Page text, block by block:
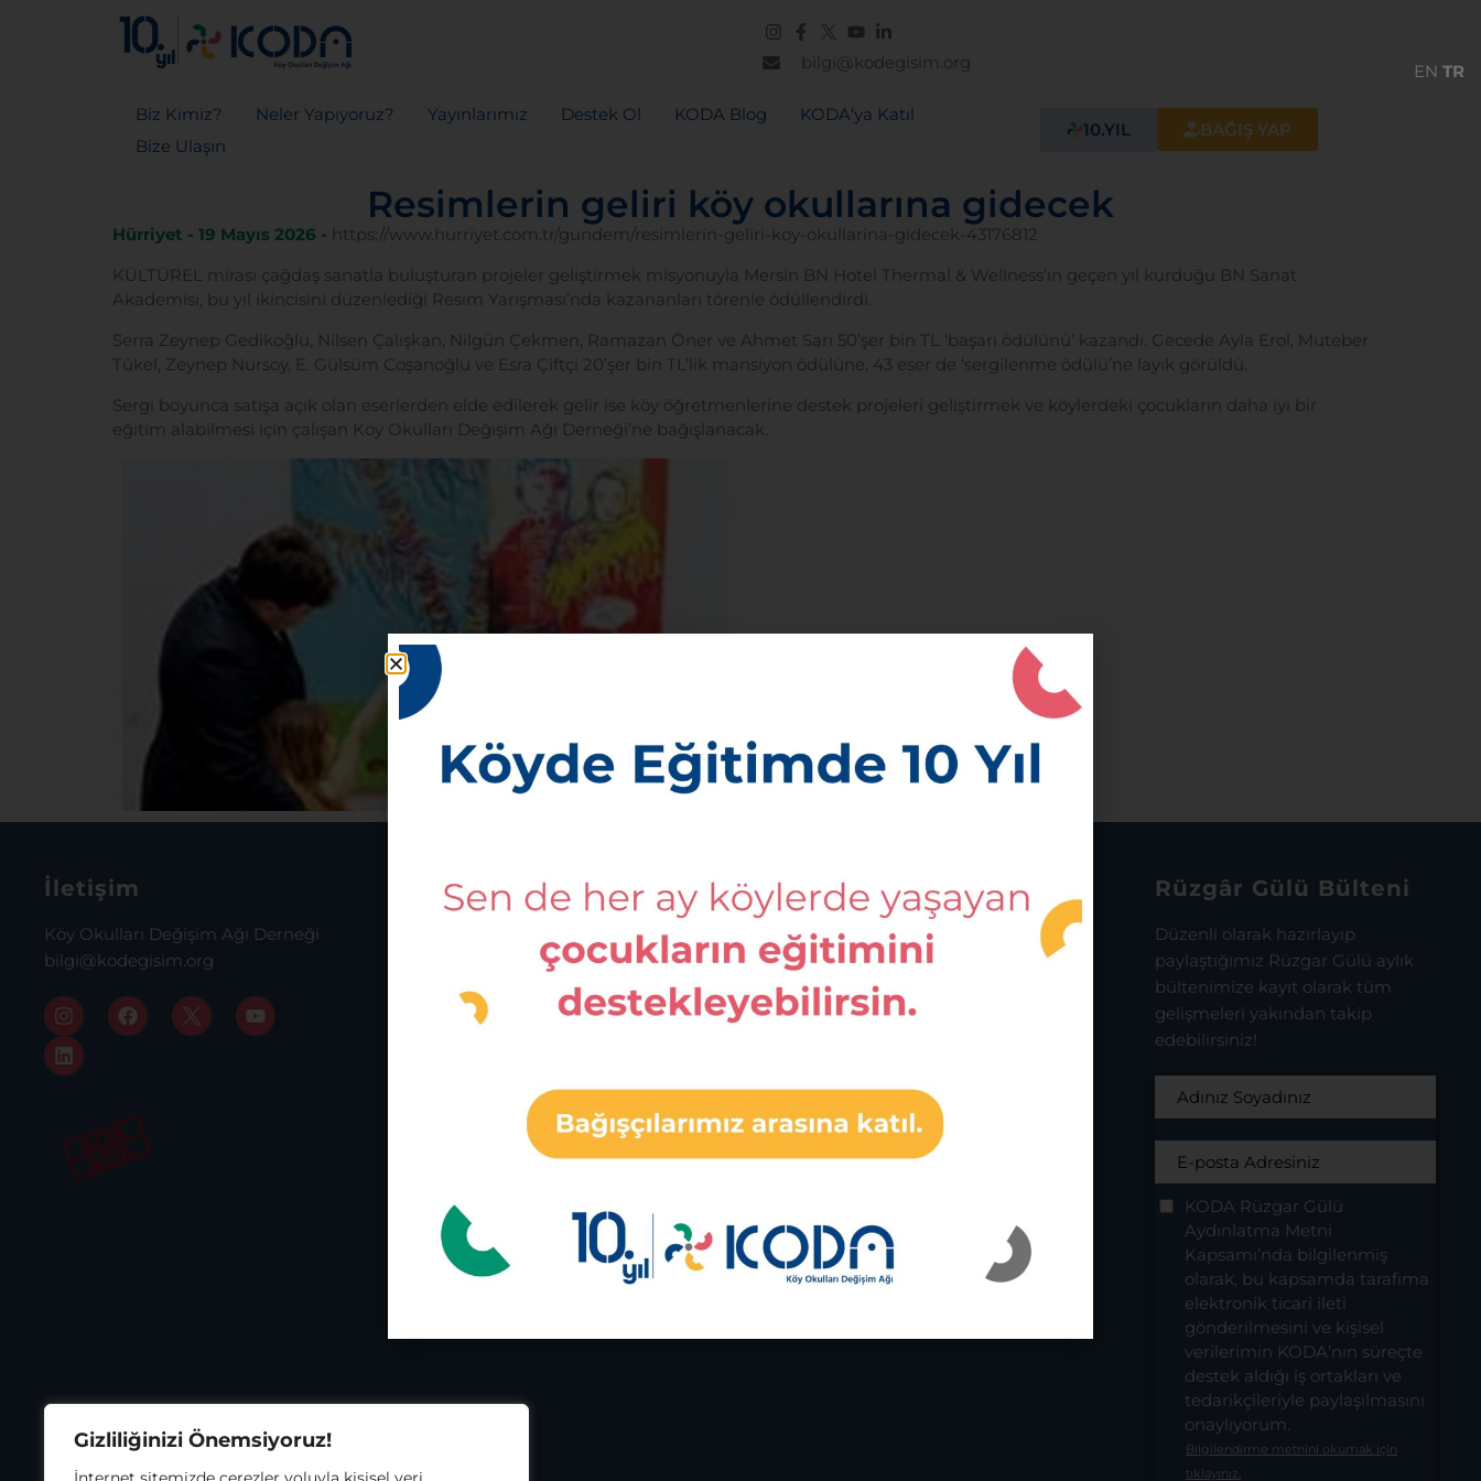
Gizliliğinizi Önemsiyoruz!
bilgi@kodegisim.org
Biz Kimiz? Neler Yapıyoruz? Yayınlarımız Destek Ol KODA Blog
KODA‘ya Katıl
Bize Ulaşın
10.YIL BAĞIŞ YAP
Resimlerin geliri köy okullarına gidecek
Hürriyet - 19 Mayıs 2026 - https://www.hurriyet.com.tr/gundem/resimlerin-geliri-koy-okullarina-gidecek-43176812
KÜLTÜREL mirası çağdaş sanatla buluşturan projeler geliştirmek misyonuyla Mersin BN Hotel Thermal & Wellness’ın geçen yıl kurduğu BN Sanat
Akademisi, bu yıl ikincisini düzenlediği Resim Yarışması’nda kazananları törenle ödüllendirdi.
Serra Zeynep Gedikoğlu, Nilsen Çalışkan, Nilgün Çekmen, Ramazan Öner ve Ahmet Sarı 50’şer bin TL ‘başarı ödülünü’ kazandı. Gecede Ayla Erol, Muteber
Tükel, Zeynep Nursoy, E. Gülsüm Coşanoğlu ve Esra Çiftçi 20’şer bin TL’lik mansiyon ödülüne, 43 eser de ‘sergilenme ödülü’ne layık görüldü.
Sergi boyunca satışa açık olan eserlerden elde edilerek gelir ise köy öğretmenlerine destek projeleri geliştirmek ve köylerdeki çocukların daha iyi bir
eğitim alabilmesi için çalışan Köy Okulları Değişim Ağı Derneği’ne bağışlanacak.
İletişim
Köy Okulları Değişim Ağı Derneği
bilgi@kodegisim.org
İstanbul Ofis
Osmanağa Mah. Söğütlüçeşme
Cad. Bina No:56 Altın Çarşı
Daire:72
Kadıköy, İstanbul
Bursa Ofis
İsmetpaşa Mahallesi, Osman Uğur
Caddesi, No:14, Kat:1
Orhaneli, Bursa
İbrahim Bodur
Sosyal Girişimcilik Ödülü 2017
Mine Ekinci
Türkiye Halkla İlişkiler Derneği (TÜHİD)
20. Altın Pusula
Rüzgâr Gülü Bülteni
Düzenli olarak hazırlayıp
paylaştığımız Rüzgar Gülü aylık
bültenimize kayıt olarak tüm
gelişmeleri yakından takip
edebilirsiniz!
KODA Rüzgar Gülü
Aydınlatma Metni
Kapsamı’nda bilgilenmiş
olarak, bu kapsamda tarafıma
elektronik ticari ileti
gönderilmesini ve kişisel
verilerimin KODA’nın süreçte
destek aldığı iş ortakları ve
tedarikçileriyle paylaşılmasını
onaylıyorum.
Bilgilendirme metnini okumak için
tıklayınız.
EN TR